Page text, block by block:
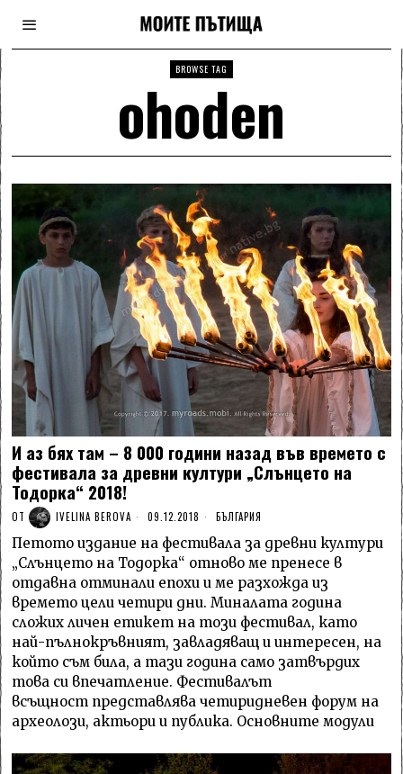
BROWSE TAG
ohoden
И аз бях там – 8 000 години назад във времето с
фестивала за древни култури „Слънцето на
Тодорка“ 2018!
ОТ IVELINA BEROVA 09.12.2018 БЪЛГАРИЯ
Петото издание на фестивала за древни култури
„Слънцето на Тодорка“ отново ме пренесе в
отдавна отминали епохи и ме разхожда из
времето цели четири дни. Миналата година
сложих личен етикет на този фестивал, като
най-пълнокръвният, завладяващ и интересен, на
който съм била, а тази година само затвърдих
това си впечатление. Фестивалът
всъщност представлява четиридневен форум на
археолози, актьори и публика. Основните модули